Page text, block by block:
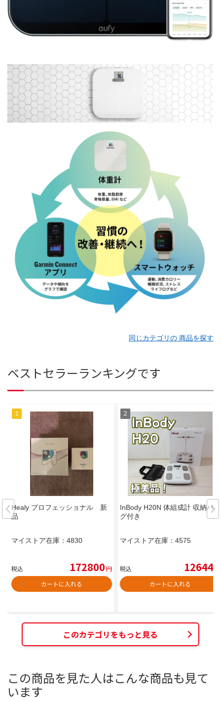
同じカテゴリの 商品を探す
ベストセラーランキングです
Healy プロフェッショナル 新
品
マイストア在庫： 4830
税込 172800円
カートに入れる
InBody H20N 体組成計 収納バッ
グ付き
マイストア在庫： 4575
税込 12644
カートに入れる
このカテゴリをもっと見る
この商品を見た人はこんな商品も見て
います